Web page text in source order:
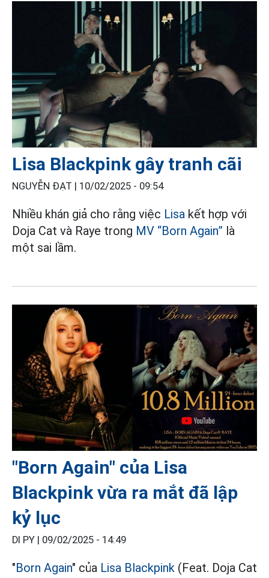
Lisa Blackpink gây tranh cãi
NGUYỄN ĐẠT | 10/02/2025 - 09:54
Nhiều khán giả cho rằng việc Lisa kết hợp với
Doja Cat và Raye trong MV “Born Again” là
một sai lầm.
"Born Again" của Lisa
Blackpink vừa ra mắt đã lập
kỷ lục
DI PY | 09/02/2025 - 14:49
"Born Again" của Lisa Blackpink (Feat. Doja Cat